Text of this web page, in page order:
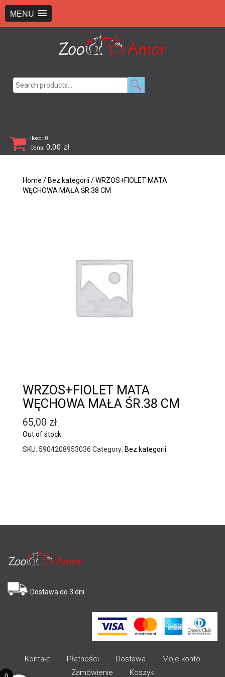
MENU
Ilosc: 0
Cena: 0,00 zł
Home / Bez kategorii / WRZOS+FIOLET MATA
WĘCHOWA MAŁA ŚR.38 CM
WRZOS+FIOLET MATA
WĘCHOWA MAŁA ŚR.38 CM
65,00 zł
Out of stock
SKU: 5904208953036 Category: Bez kategorii
Dostawa do 3 dni
Kontakt Płatności Dostawa
Moje konto
Zamówienie
Koszyk